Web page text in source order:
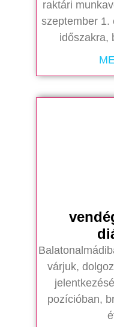
raktári
szeptember 1.
időszakra,
várjuk,
pozícióban,